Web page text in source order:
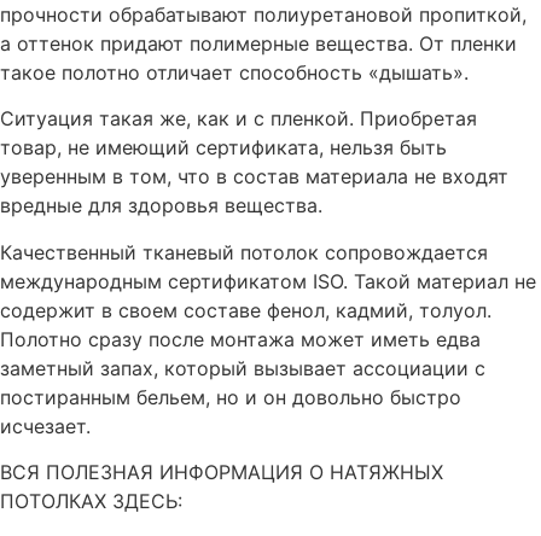
прочности обрабатывают полиуретановой пропиткой,
а оттенок придают полимерные вещества. От пленки
такое полотно отличает способность «дышать».
Ситуация такая же, как и с пленкой. Приобретая
товар, не имеющий сертификата, нельзя быть
уверенным в том, что в состав материала не входят
вредные для здоровья вещества.
Качественный тканевый потолок сопровождается
международным сертификатом ISO. Такой материал не
содержит в своем составе фенол, кадмий, толуол.
Полотно сразу после монтажа может иметь едва
заметный запах, который вызывает ассоциации с
постиранным бельем, но и он довольно быстро
исчезает.
ВСЯ ПОЛЕЗНАЯ ИНФОРМАЦИЯ О НАТЯЖНЫХ
ПОТОЛКАХ ЗДЕСЬ: